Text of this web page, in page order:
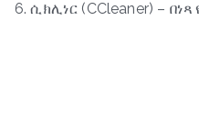
6. ሲክሊነር (CCleaner) –